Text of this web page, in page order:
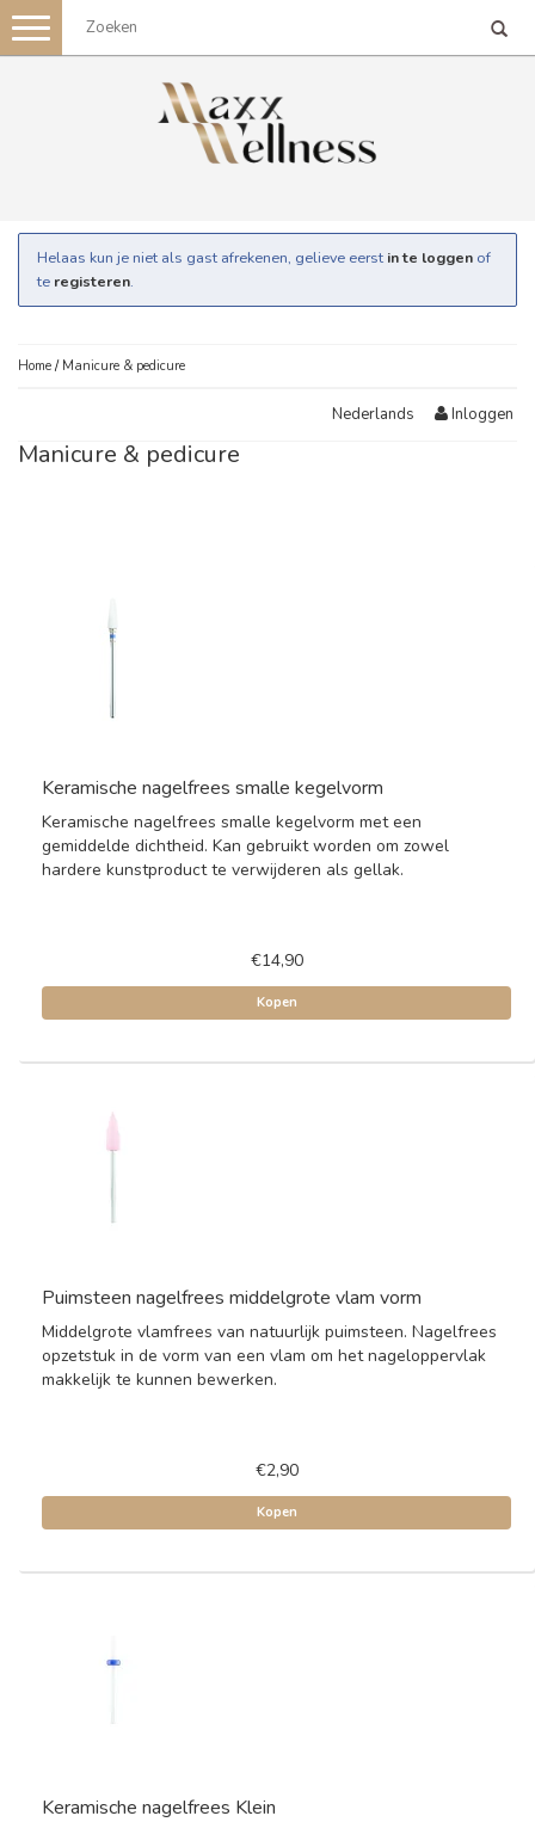
Toggle
navigation
Helaas kun je niet als gast afrekenen, gelieve eerst in te loggen of
te registeren.
Home / Manicure & pedicure
Nederlands Inloggen
Manicure & pedicure
Keramische nagelfrees smalle kegelvorm
Keramische nagelfrees smalle kegelvorm met een
gemiddelde dichtheid. Kan gebruikt worden om zowel
hardere kunstproduct te verwijderen als gellak.
€14,90
Kopen
Puimsteen nagelfrees middelgrote vlam vorm
Middelgrote vlamfrees van natuurlijk puimsteen. Nagelfrees
opzetstuk in de vorm van een vlam om het nageloppervlak
makkelijk te kunnen bewerken.
€2,90
Kopen
Keramische nagelfrees Klein